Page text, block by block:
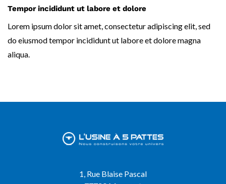
Tempor incididunt ut labore et dolore
Lorem ipsum dolor sit amet, consectetur adipiscing elit, sed
do eiusmod tempor incididunt ut labore et dolore magna
aliqua.
1, Rue Blaise Pascal